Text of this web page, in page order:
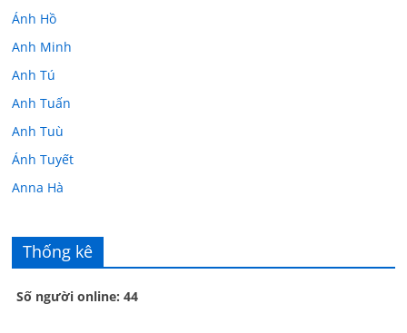
Ánh Hồ
Anh Minh
Anh Tú
Anh Tuấn
Anh Tuù
Ánh Tuyết
Anna Hà
Âu Tú Vân
Bác sĩ Hoa
Bác sĩ Stephen Mak
Thống kê
Số người online: 44